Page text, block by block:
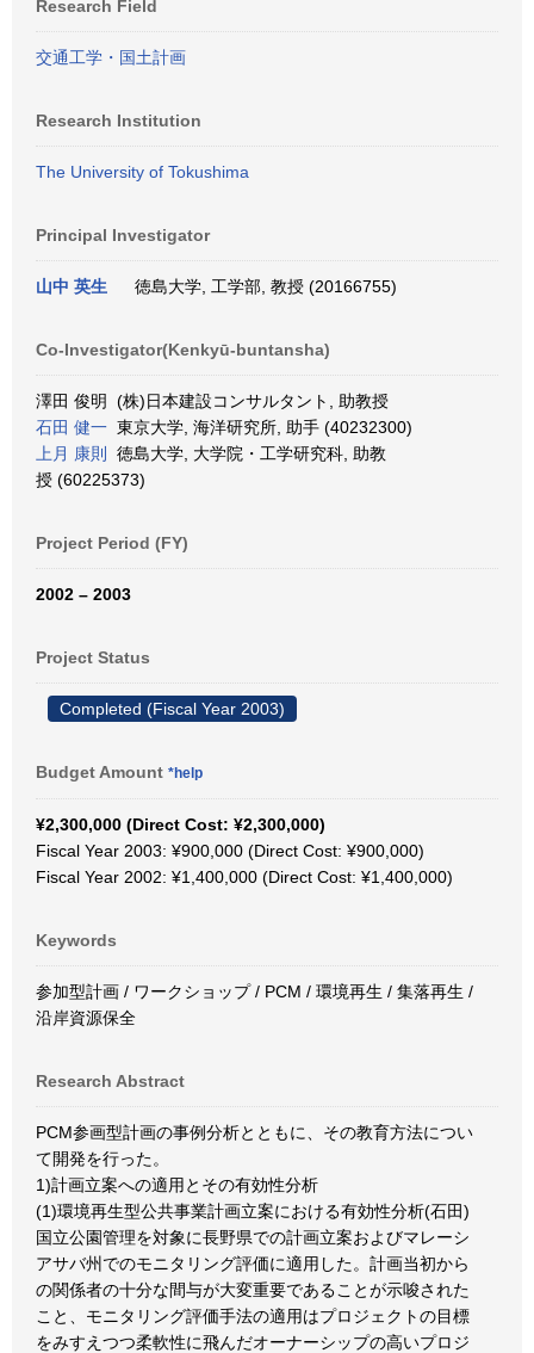
Research Field
交通工学・国土計画
Research Institution
The University of Tokushima
Principal Investigator
山中 英生 徳島大学, 工学部, 教授 (20166755)
Co-Investigator(Kenkyū-buntansha)
澤田 俊明 (株)日本建設コンサルタント, 助教授
石田 健一 東京大学, 海洋研究所, 助手 (40232300)
上月 康則
徳島大学, 大学院・工学研究科, 助教
授 (60225373)
Project Period (FY)
2002 – 2003
Project Status
Completed (Fiscal Year 2003)
Budget Amount *help
¥2,300,000 (Direct Cost: ¥2,300,000)
Fiscal Year 2003: ¥900,000 (Direct Cost: ¥900,000)
Fiscal Year 2002: ¥1,400,000 (Direct Cost: ¥1,400,000)
Keywords
参加型計画 / ワークショップ / PCM / 環境再生 / 集落再生 /
沿岸資源保全
Research Abstract
PCM参画型計画の事例分析とともに、その教育方法につい
て開発を行った。
1)計画立案への適用とその有効性分析
(1)環境再生型公共事業計画立案における有効性分析(石田)
国立公園管理を対象に長野県での計画立案およびマレーシ
アサバ州でのモニタリング評価に適用した。計画当初から
の関係者の十分な間与が大変重要であることが示唆された
こと、モニタリング評価手法の適用はプロジェクトの目標
をみすえつつ柔軟性に飛んだオーナーシップの高いプロジ